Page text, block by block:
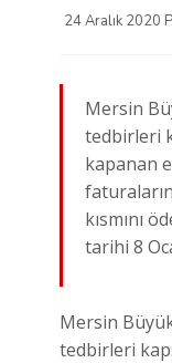
24 Aralık 2020
Mersin
tedbirleri
kapanan
kısmını
tarihi 8
Mersin
tedbirleri